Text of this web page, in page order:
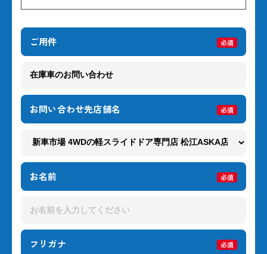
ご用件 必須
お問い合わせ先店舗名 必須
お名前 必須
フリガナ 必須